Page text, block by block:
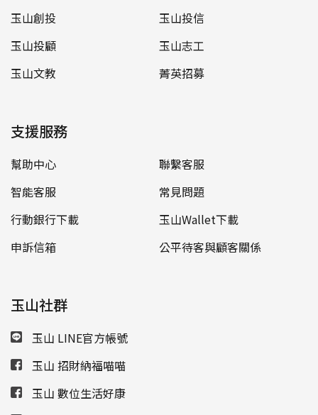
玉山創投
玉山投信
玉山投顧
玉山志工
玉山文教
菁英招募
支援服務
幫助中心
聯繫客服
智能客服
常見問題
行動銀行下載
玉山Wallet下載
申訴信箱
公平待客與顧客關係
玉山社群
玉山 LINE官方帳號
玉山 招財納福喵喵
玉山 數位生活好康